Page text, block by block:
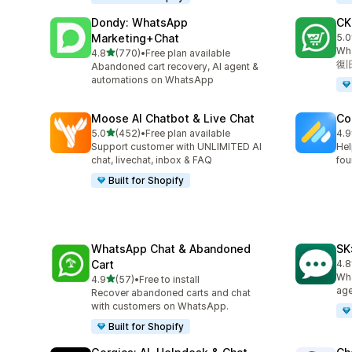
Dondy: WhatsApp
Marketing+Chat
4.85つ星中
(770)
合計レビュー数：770件
•Free plan available
Abandoned cart recovery, AI agent &
automations on WhatsApp
5.0
合
復
Moose AI Chatbot & Live Chat
5.05つ星中
(452)
合計レビュー数：452件
•Free plan available
Support customer with UNLIMITED AI
chat, livechat, inbox & FAQ
Built for Shopify
4.9
合
WhatsApp Chat & Abandoned
Cart
4.95つ星中
(57)
合計レビュー数：57件
•Free to install
Recover abandoned carts and chat
with customers on WhatsApp.
Built for Shopify
4.8
合